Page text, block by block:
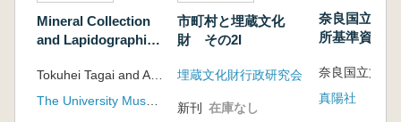
Mineral Collection
and Lapidographia
Franz von SieboldTokuhei Tagai and Akiko Mikouchi
The University Museum The University of Tokyo
市町村と埋蔵文化
財 その2I
埋蔵文化財行政研究会
新刊 在庫なし
奈良国立文
所基準資料
奈良国立文化
真陽社